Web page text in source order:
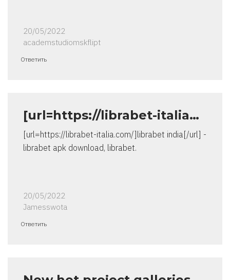
20/05/2022
academstudiomskflipt
Ответить
[url=https://librabet-italia…
[url=https://librabet-italia.com/]librabet india[/url] -
librabet apk download, librabet.
20/05/2022
Jamesswota
Ответить